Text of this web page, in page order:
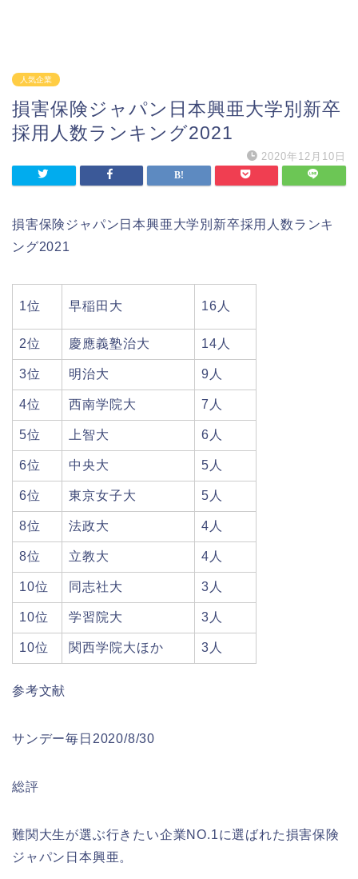
人気企業
損害保険ジャパン日本興亜大学別新卒
採用人数ランキング2021
2020年12月10日
損害保険ジャパン日本興亜大学別新卒採用人数ランキ
ング2021
1位 早稲田大 16人
2位 慶應義塾治大 14人
3位 明治大 9人
4位 西南学院大 7人
5位 上智大 6人
6位 中央大 5人
6位 東京女子大 5人
8位 法政大 4人
8位 立教大 4人
10位 同志社大 3人
10位 学習院大 3人
10位 関西学院大ほか 3人
参考文献
サンデー毎日2020/8/30
総評
難関大生が選ぶ行きたい企業NO.1に選ばれた損害保険
ジャパン日本興亜。